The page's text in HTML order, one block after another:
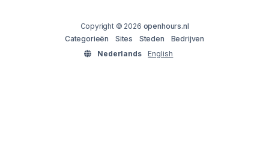
Copyright © 2026 openhours.nl
Categorieën
Sites Steden
Bedrijven
Nederlands
English